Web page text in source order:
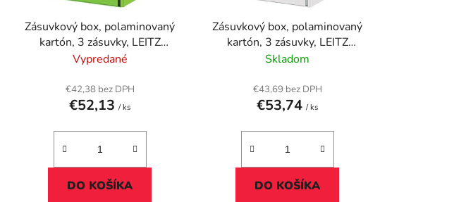
u
k
Zásuvkový box, polaminovaný
kartón, 3 zásuvky, LEITZ
"Click&Store", zelený
Vypredané
€42,38 bez DPH
€52,13/ ks
DO KOŠÍKA
Zásuvkový box, polaminovaný
kartón, 3 zásuvky, LEITZ
"Click&Store", biela
Skladom
€43,69 bez DPH
€53,74/ ks
DO KOŠÍKA